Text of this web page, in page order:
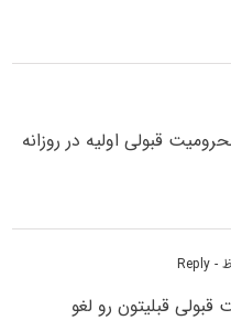
قبولی اولیه در روزانه
- Reply
قبلیتون رو لغو